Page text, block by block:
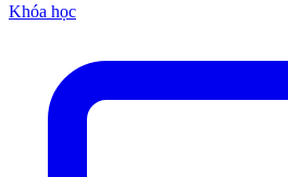
Khóa học